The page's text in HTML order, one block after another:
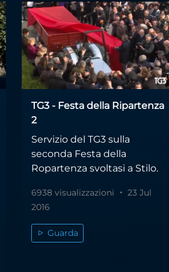
TG3 - Festa della Ripartenza
2
Servizio del TG3 sulla
seconda Festa della
Ropartenza svoltasi a Stilo.
6938 visualizzazioni
23 Jul
2016
Guarda